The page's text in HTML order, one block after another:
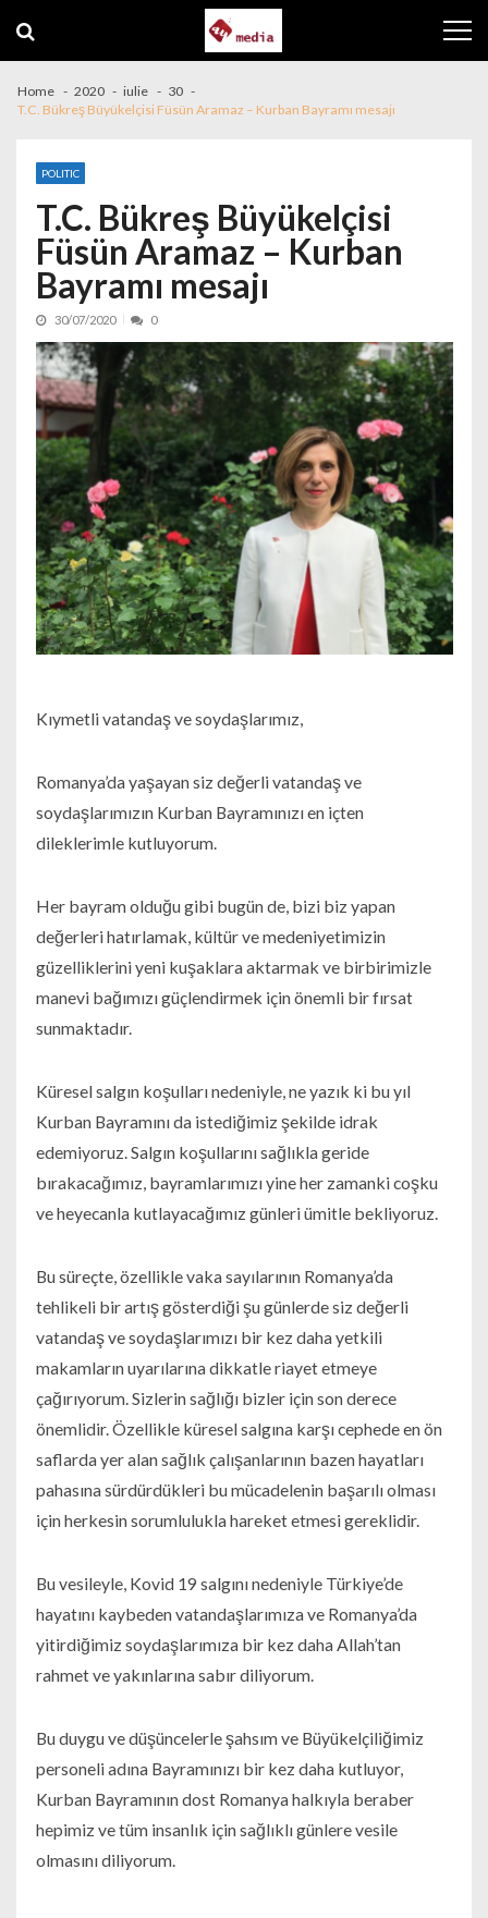
Home 2020 iulie
30
T.C. Bükreş Büyükelçisi Füsün Aramaz – Kurban Bayramı mesajı
POLITIC
T.C. Bükreş Büyükelçisi
Füsün Aramaz – Kurban
Bayramı mesajı
30/07/2020 0
Kıymetli vatandaş ve soydaşlarımız,
Romanya’da yaşayan siz değerli vatandaş ve
soydaşlarımızın Kurban Bayramınızı en içten
dileklerimle kutluyorum.
Her bayram olduğu gibi bugün de, bizi biz yapan
değerleri hatırlamak, kültür ve medeniyetimizin
güzelliklerini yeni kuşaklara aktarmak ve birbirimizle
manevi bağımızı güçlendirmek için önemli bir fırsat
sunmaktadır.
Küresel salgın koşulları nedeniyle, ne yazık ki bu yıl
Kurban Bayramını da istediğimiz şekilde idrak
edemiyoruz. Salgın koşullarını sağlıkla geride
bırakacağımız, bayramlarımızı yine her zamanki coşku
ve heyecanla kutlayacağımız günleri ümitle bekliyoruz.
Bu süreçte, özellikle vaka sayılarının Romanya’da
tehlikeli bir artış gösterdiği şu günlerde siz değerli
vatandaş ve soydaşlarımızı bir kez daha yetkili
makamların uyarılarına dikkatle riayet etmeye
çağırıyorum. Sizlerin sağlığı bizler için son derece
önemlidir. Özellikle küresel salgına karşı cephede en ön
saflarda yer alan sağlık çalışanlarının bazen hayatları
pahasına sürdürdükleri bu mücadelenin başarılı olması
için herkesin sorumlulukla hareket etmesi gereklidir.
Bu vesileyle, Kovid 19 salgını nedeniyle Türkiye’de
hayatını kaybeden vatandaşlarımıza ve Romanya’da
yitirdiğimiz soydaşlarımıza bir kez daha Allah’tan
rahmet ve yakınlarına sabır diliyorum.
Bu duygu ve düşüncelerle şahsım ve Büyükelçiliğimiz
personeli adına Bayramınızı bir kez daha kutluyor,
Kurban Bayramının dost Romanya halkıyla beraber
hepimiz ve tüm insanlık için sağlıklı günlere vesile
olmasını diliyorum.